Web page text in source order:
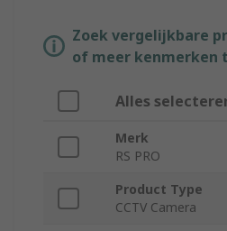
Zoek vergelijkbare
of meer kenmerken
Alles
Merk
RS PRO
Product Type
CCTV Camera